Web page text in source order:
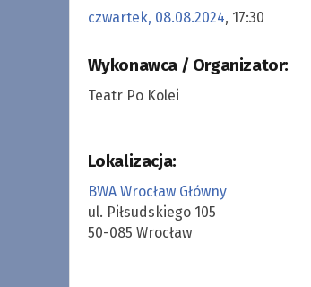
czwartek, 08.08.2024, 17:30
Wykonawca / Organizator:
Teatr Po Kolei
Lokalizacja:
BWA Wrocław Główny
ul. Piłsudskiego 105
50-085 Wrocław